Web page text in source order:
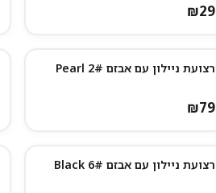
₪29
רצועת ניילון עם אבזם 2# Pearl
₪79
רצועת ניילון עם אבזם 6# Black